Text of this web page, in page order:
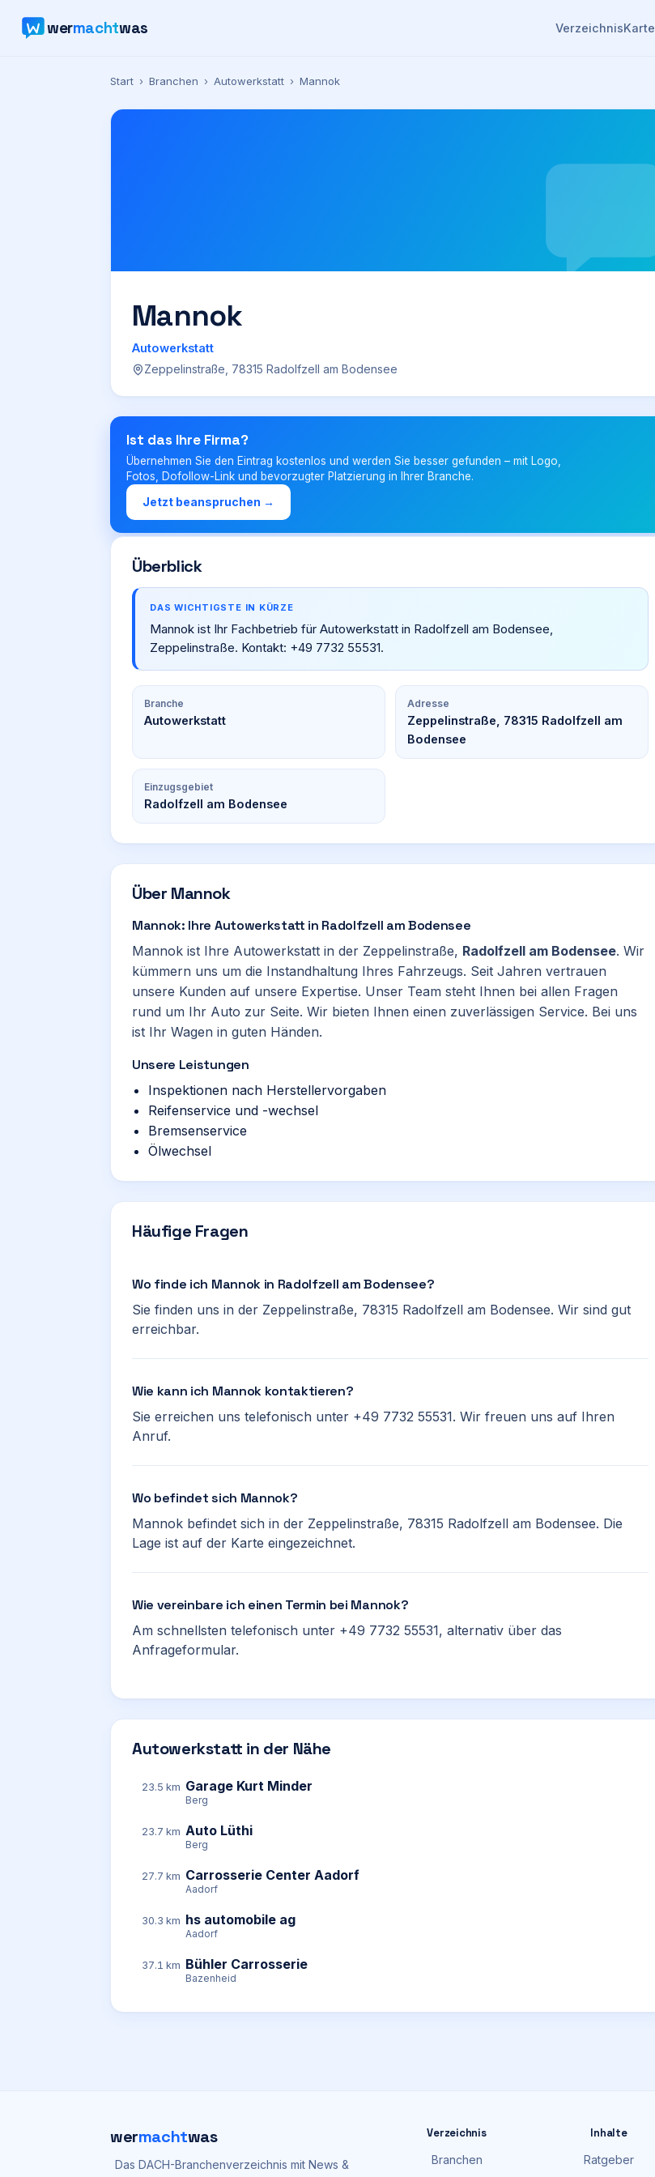
wermachtwas VerzeichnisKarte
Start › Branchen › Autowerkstatt › Mannok
Mannok
Autowerkstatt
Zeppelinstraße, 78315 Radolfzell am Bodensee
Ist das Ihre Firma?
Übernehmen Sie den Eintrag kostenlos und werden Sie besser gefunden – mit Logo,
Fotos, Dofollow-Link und bevorzugter Platzierung in Ihrer Branche.
Jetzt beanspruchen →
Überblick
DAS WICHTIGSTE IN KÜRZE
Mannok ist Ihr Fachbetrieb für Autowerkstatt in Radolfzell am Bodensee,
Zeppelinstraße. Kontakt: +49 7732 55531.
Branche
Autowerkstatt
Adresse
Zeppelinstraße, 78315 Radolfzell am
Bodensee
Einzugsgebiet
Radolfzell am Bodensee
Über Mannok
Mannok: Ihre Autowerkstatt in Radolfzell am Bodensee
Mannok ist Ihre Autowerkstatt in der Zeppelinstraße, Radolfzell am Bodensee. Wir
kümmern uns um die Instandhaltung Ihres Fahrzeugs. Seit Jahren vertrauen
unsere Kunden auf unsere Expertise. Unser Team steht Ihnen bei allen Fragen
rund um Ihr Auto zur Seite. Wir bieten Ihnen einen zuverlässigen Service. Bei uns
ist Ihr Wagen in guten Händen.
Unsere Leistungen
Inspektionen nach Herstellervorgaben
Reifenservice und -wechsel
Bremsenservice
Ölwechsel
Häufige Fragen
Wo finde ich Mannok in Radolfzell am Bodensee?
Sie finden uns in der Zeppelinstraße, 78315 Radolfzell am Bodensee. Wir sind gut
erreichbar.
Wie kann ich Mannok kontaktieren?
Sie erreichen uns telefonisch unter +49 7732 55531. Wir freuen uns auf Ihren
Anruf.
Wo befindet sich Mannok?
Mannok befindet sich in der Zeppelinstraße, 78315 Radolfzell am Bodensee. Die
Lage ist auf der Karte eingezeichnet.
Wie vereinbare ich einen Termin bei Mannok?
Am schnellsten telefonisch unter +49 7732 55531, alternativ über das
Anfrageformular.
Autowerkstatt in der Nähe
23.5 km Garage Kurt Minder
Berg
23.7 km Auto Lüthi
Berg
27.7 km Carrosserie Center Aadorf
Aadorf
30.3 km hs automobile ag
Aadorf
37.1 km Bühler Carrosserie
Bazenheid
wermachtwas
Das DACH-Branchenverzeichnis mit News &
Verzeichnis
Branchen
Inhalte
Ratgeber